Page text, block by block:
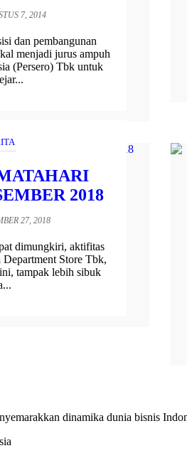
7, 2014
dan pembangunan
menjadi jurus ampuh
(Persero) Tbk untuk
2018
27, 2018
dimungkiri, aktifitas
Store Tbk,
tampak lebih sibuk
dinamika dunia bisnis